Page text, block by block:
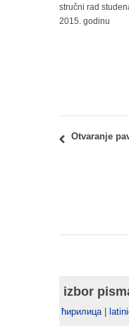
stručni rad
2015. godinu
izbor
ћирилица |